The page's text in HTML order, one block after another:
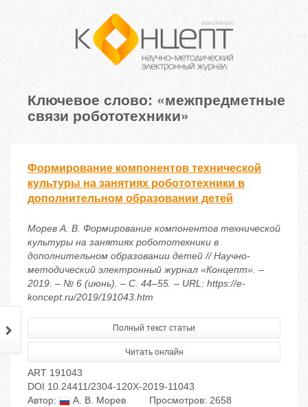
Ключевое слово: «межпредметные
связи робототехники»
Формирование компонентов технической
культуры на занятиях робототехники в
дополнительном образовании детей
Морев А. В. Формирование компонентов технической
культуры на занятиях робототехники в
дополнительном образовании детей // Научно-
методический электронный журнал «Концепт». –
2019. – № 6 (июнь). – С. 44–55. – URL: https://e-
koncept.ru/2019/191043.htm
Полный текст статьи
Читать онлайн
ART 191043
DOI 10.24411/2304-120X-2019-11043
Автор:
А. В. Морев Просмотров: 2658